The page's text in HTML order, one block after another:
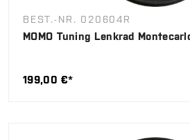
BEST.-NR. 020604R
MOMO Tuning Lenkrad
199,00 €*